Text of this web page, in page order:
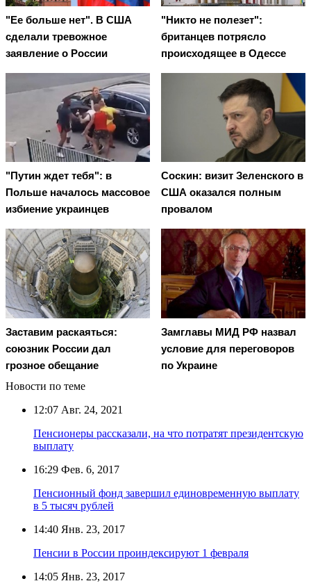
"Ее больше нет". В США
сделали тревожное
заявление о России
"Никто не полезет":
британцев потрясло
происходящее в Одессе
"Путин ждет тебя": в
Польше началось массовое
избиение украинцев
Соскин: визит Зеленского в
США оказался полным
провалом
Заставим раскаяться:
союзник России дал
грозное обещание
Замглавы МИД РФ назвал
условие для переговоров
по Украине
Новости по теме
12:07 Авг. 24, 2021
Пенсионеры рассказали, на что потратят президентскую
выплату
16:29 Фев. 6, 2017
Пенсионный фонд завершил единовременную выплату
в 5 тысяч рублей
14:40 Янв. 23, 2017
Пенсии в России проиндексируют 1 февраля
14:05 Янв. 23, 2017